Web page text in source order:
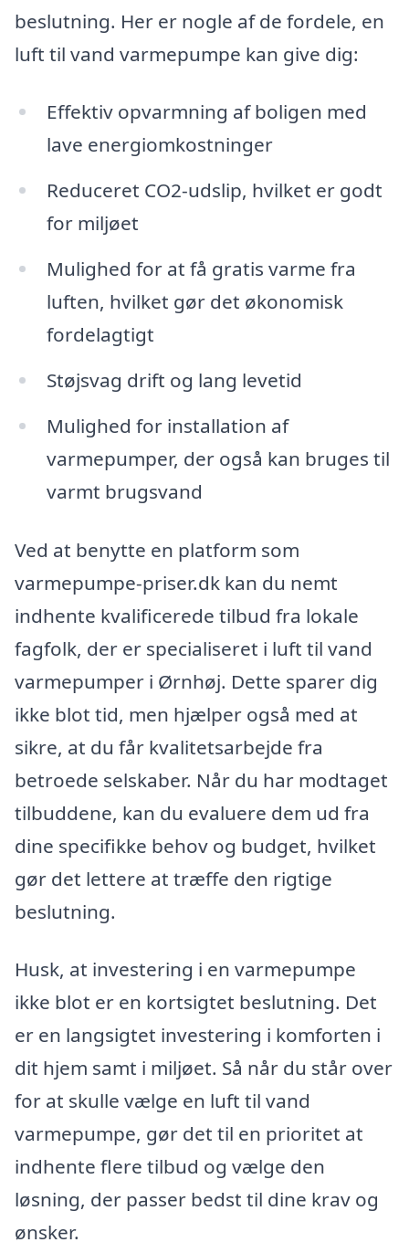
beslutning. Her er nogle af de fordele, en
luft til vand varmepumpe kan give dig:
Effektiv opvarmning af boligen med
lave energiomkostninger
Reduceret CO2-udslip, hvilket er godt
for miljøet
Mulighed for at få gratis varme fra
luften, hvilket gør det økonomisk
fordelagtigt
Støjsvag drift og lang levetid
Mulighed for installation af
varmepumper, der også kan bruges til
varmt brugsvand
Ved at benytte en platform som
varmepumpe-priser.dk kan du nemt
indhente kvalificerede tilbud fra lokale
fagfolk, der er specialiseret i luft til vand
varmepumper i Ørnhøj. Dette sparer dig
ikke blot tid, men hjælper også med at
sikre, at du får kvalitetsarbejde fra
betroede selskaber. Når du har modtaget
tilbuddene, kan du evaluere dem ud fra
dine specifikke behov og budget, hvilket
gør det lettere at træffe den rigtige
beslutning.
Husk, at investering i en varmepumpe
ikke blot er en kortsigtet beslutning. Det
er en langsigtet investering i komforten i
dit hjem samt i miljøet. Så når du står over
for at skulle vælge en luft til vand
varmepumpe, gør det til en prioritet at
indhente flere tilbud og vælge den
løsning, der passer bedst til dine krav og
ønsker.